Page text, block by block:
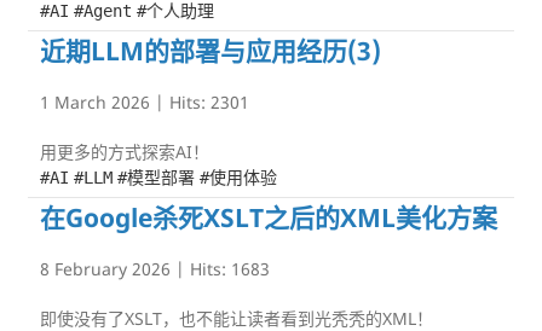
#AI #Agent #个人助理
近期LLM的部署与应用经历(3)
1 March 2026 | Hits: 2301
用更多的方式探索AI！
#AI #LLM #模型部署 #使用体验
在Google杀死XSLT之后的XML美化方案
8 February 2026 | Hits: 1683
即使没有了XSLT，也不能让读者看到光秃秃的XML！